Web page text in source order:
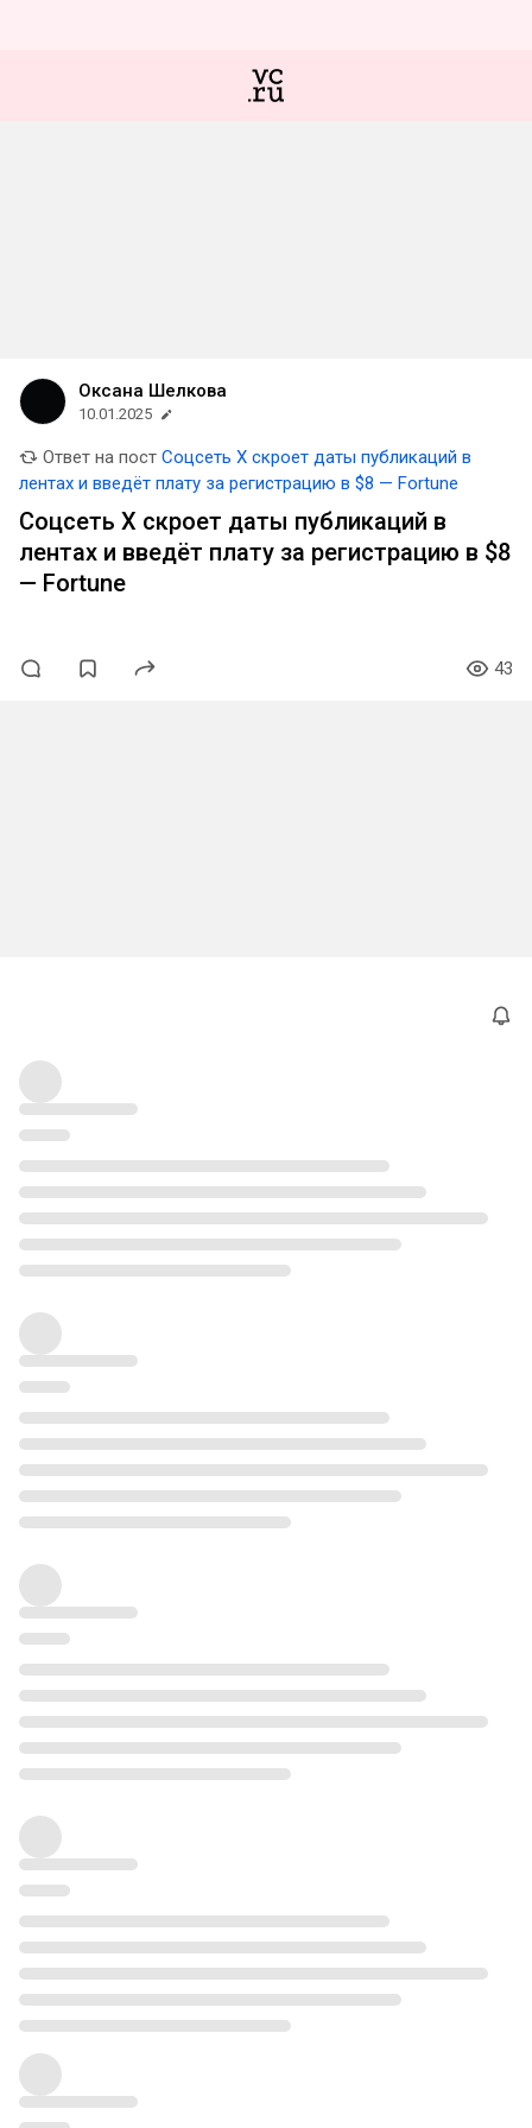
Оксана Шелкова
10.01.2025
Ответ на пост Соцсеть X скроет даты публикаций в
лентах и введёт плату за регистрацию в $8 — Fortune
Соцсеть X скроет даты публикаций в
лентах и введёт плату за регистрацию в $8
— Fortune
43